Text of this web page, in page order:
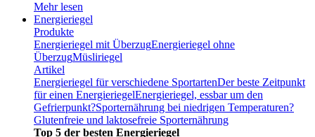
Mehr lesen
Energieriegel
Produkte
Energieriegel mit ÜberzugEnergieriegel ohne
ÜberzugMüsliriegel
Artikel
Energieriegel für verschiedene SportartenDer beste Zeitpunkt
für einen EnergieriegelEnergieriegel, essbar um den
Gefrierpunkt?Sporternährung bei niedrigen Temperaturen?
Glutenfreie und laktosefreie Sporternährung
Top 5 der besten Energieriegel